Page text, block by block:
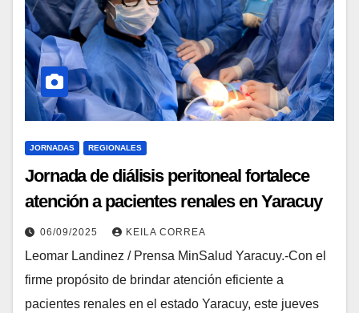
JORNADAS REGIONALES
Jornada de diálisis peritoneal fortalece
atención a pacientes renales en Yaracuy
06/09/2025 KEILA CORREA
Leomar Landinez / Prensa MinSalud Yaracuy.-Con el
firme propósito de brindar atención eficiente a
pacientes renales en el estado Yaracuy, este jueves